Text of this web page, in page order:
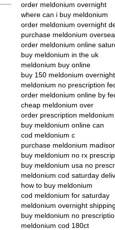
order meldonium overnight
where can i buy meldonium
order meldonium overnight
purchase meldonium
order meldonium online
buy meldonium in the uk
meldonium buy online
buy 150 meldonium
meldonium no prescription
order meldonium online by
cheap meldonium over
order prescription meldonium
buy meldonium online can
cod meldonium c
purchase meldonium
buy meldonium no rx
buy meldonium usa no
meldonium cod saturday
how to buy meldonium
cod meldonium for saturday
meldonium overnight
buy meldonium no
meldonium cod 180ct